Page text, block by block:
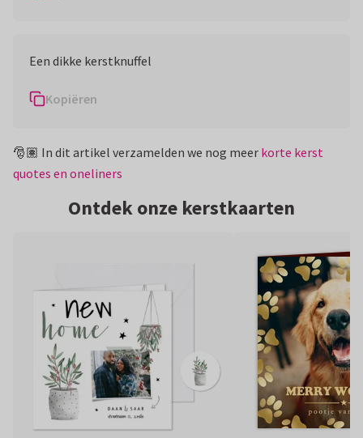
Een dikke kerstknuffel
Kopiëren
🎅🏽 In dit artikel verzamelden we nog meer korte kerst
quotes en oneliners
Ontdek onze kerstkaarten